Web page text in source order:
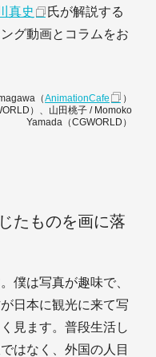
真史
氏が解説する
グ動画とコラムをお
（AnimationCafe
）
）、山田桃子 / Momoko
Yamada（CGWORLD）
たものを画に落
僕は写真が趣味で、
日本に観光に来て写
見ます。普段生活し
はなく、外国の人目